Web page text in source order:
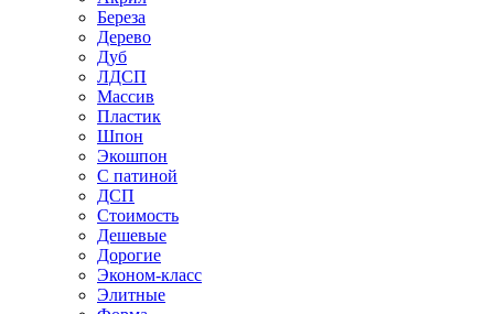
Береза
Дерево
Дуб
ЛДСП
Массив
Пластик
Шпон
Экошпон
С патиной
ДСП
Стоимость
Дешевые
Дорогие
Эконом-класс
Элитные